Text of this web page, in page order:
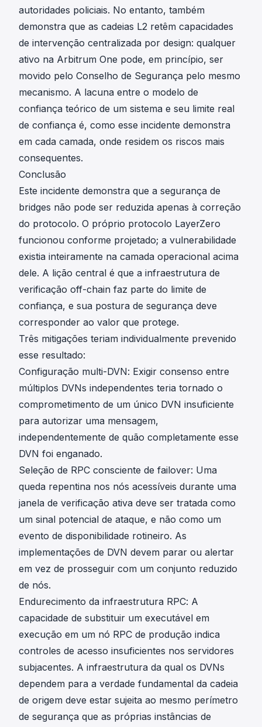
autoridades policiais. No entanto, também
demonstra que as cadeias L2 retêm capacidades
de intervenção centralizada por design: qualquer
ativo na Arbitrum One pode, em princípio, ser
movido pelo Conselho de Segurança pelo mesmo
mecanismo. A lacuna entre o modelo de
confiança teórico de um sistema e seu limite real
de confiança é, como esse incidente demonstra
em cada camada, onde residem os riscos mais
consequentes.
Conclusão
Este incidente demonstra que a segurança de
bridges não pode ser reduzida apenas à correção
do protocolo. O próprio protocolo LayerZero
funcionou conforme projetado; a vulnerabilidade
existia inteiramente na camada operacional acima
dele. A lição central é que a infraestrutura de
verificação off-chain faz parte do limite de
confiança, e sua postura de segurança deve
corresponder ao valor que protege.
Três mitigações teriam individualmente prevenido
esse resultado:
Configuração multi-DVN: Exigir consenso entre
múltiplos DVNs independentes teria tornado o
comprometimento de um único DVN insuficiente
para autorizar uma mensagem,
independentemente de quão completamente esse
DVN foi enganado.
Seleção de RPC consciente de failover: Uma
queda repentina nos nós acessíveis durante uma
janela de verificação ativa deve ser tratada como
um sinal potencial de ataque, e não como um
evento de disponibilidade rotineiro. As
implementações de DVN devem parar ou alertar
em vez de prosseguir com um conjunto reduzido
de nós.
Endurecimento da infraestrutura RPC: A
capacidade de substituir um executável em
execução em um nó RPC de produção indica
controles de acesso insuficientes nos servidores
subjacentes. A infraestrutura da qual os DVNs
dependem para a verdade fundamental da cadeia
de origem deve estar sujeita ao mesmo perímetro
de segurança que as próprias instâncias de